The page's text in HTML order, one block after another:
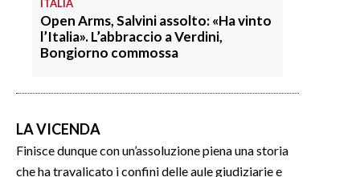
ITALIA
Open Arms, Salvini assolto: «Ha vinto
l’Italia». L’abbraccio a Verdini,
Bongiorno commossa
LA VICENDA
Finisce dunque con un’assoluzione piena una storia
che ha travalicato i confini delle aule giudiziarie e